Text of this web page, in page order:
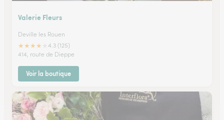
Valerie Fleurs
Deville les Rouen
★★★★
4.3 (125)
414, route de Dieppe
Voir la boutique